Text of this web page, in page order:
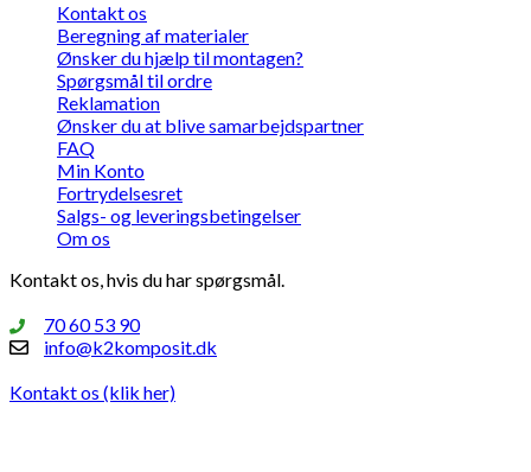
Kontakt os
Beregning af materialer
Ønsker du hjælp til montagen?
Spørgsmål til ordre
Reklamation
Ønsker du at blive samarbejdspartner
FAQ
Min Konto
Fortrydelsesret
Salgs- og leveringsbetingelser
Om os
Kontakt os, hvis du har spørgsmål.
70 60 53 90
info@k2komposit.dk
Kontakt os (klik her)